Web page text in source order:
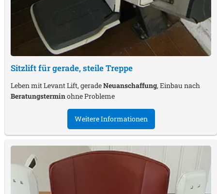
Sitzlift für gerade, steile Treppe
Leben mit Levant Lift, geradeNeuanschaffung, Einbau nach
Beratungsterminohne Probleme
Weitere Informationen